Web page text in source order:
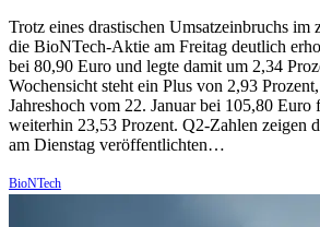
Trotz eines drastischen Umsatzeinbruchs im
die BioNTech-Aktie am Freitag deutlich
bei 80,90 Euro und legte damit um 2,34
Wochensicht steht ein Plus von 2,93
Jahreshoch vom 22. Januar bei 105,80 Euro
weiterhin 23,53 Prozent. Q2-Zahlen zeigen
am Dienstag veröffentlichten…
BioNTech